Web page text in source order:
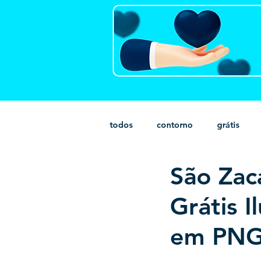
todos contorno grátis
monocromático vetor
São
Grátis
em